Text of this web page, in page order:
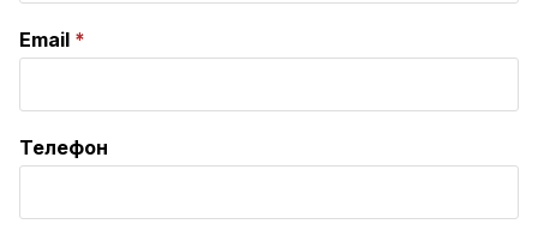
Email
Телефон